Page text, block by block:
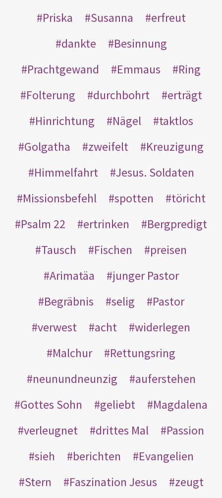
Priska
Susanna
erfreut
dankte
Besinnung
Prachtgewand
Emmaus
Ring
Folterung
durchbohrt
erträgt
Hinrichtung
Nägel
taktlos
Golgatha
zweifelt
Kreuzigung
Himmelfahrt
Jesus. Soldaten
Missionsbefehl
spotten
töricht
Psalm 22
ertrinken
Bergpredigt
Tausch
Fischen
preisen
Arimatäa
junger Pastor
Begräbnis
selig
Pastor
verwest
acht
widerlegen
Malchur
Rettungsring
neunundneunzig
auferstehen
Gottes Sohn
geliebt
Magdalena
verleugnet
drittes Mal
Passion
sieh
berichten
Evangelien
Stern
Faszination Jesus
zeugt